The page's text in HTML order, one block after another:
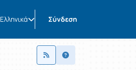
Ελληνικά Σύνδεση